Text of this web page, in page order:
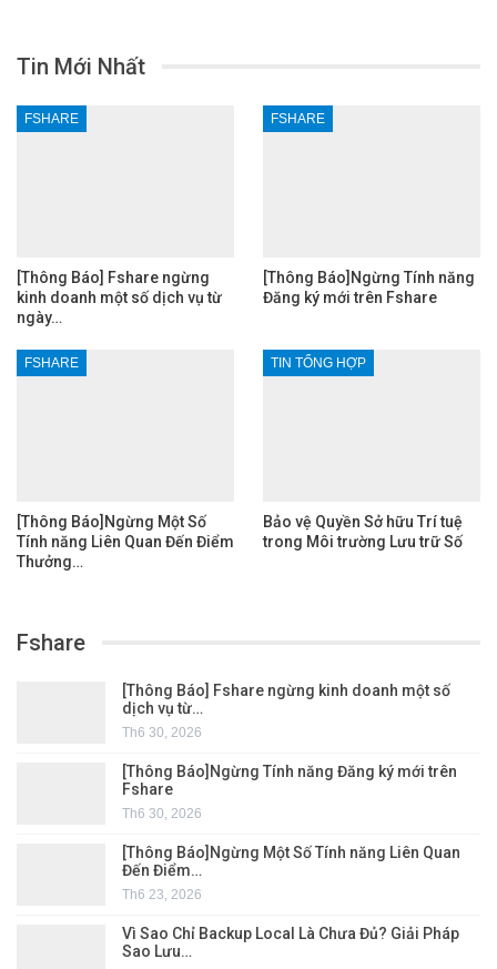
Tin Mới Nhất
FSHARE
[Thông Báo] Fshare ngừng
kinh doanh một số dịch vụ từ
ngày…
FSHARE
[Thông Báo]Ngừng Tính năng
Đăng ký mới trên Fshare
FSHARE
[Thông Báo]Ngừng Một Số
Tính năng Liên Quan Đến Điểm
Thưởng…
TIN TỔNG HỢP
Bảo vệ Quyền Sở hữu Trí tuệ
trong Môi trường Lưu trữ Số
Fshare
[Thông Báo] Fshare ngừng kinh doanh một số
dịch vụ từ…
Th6 30, 2026
[Thông Báo]Ngừng Tính năng Đăng ký mới trên
Fshare
Th6 30, 2026
[Thông Báo]Ngừng Một Số Tính năng Liên Quan
Đến Điểm…
Th6 23, 2026
Vì Sao Chỉ Backup Local Là Chưa Đủ? Giải Pháp
Sao Lưu…